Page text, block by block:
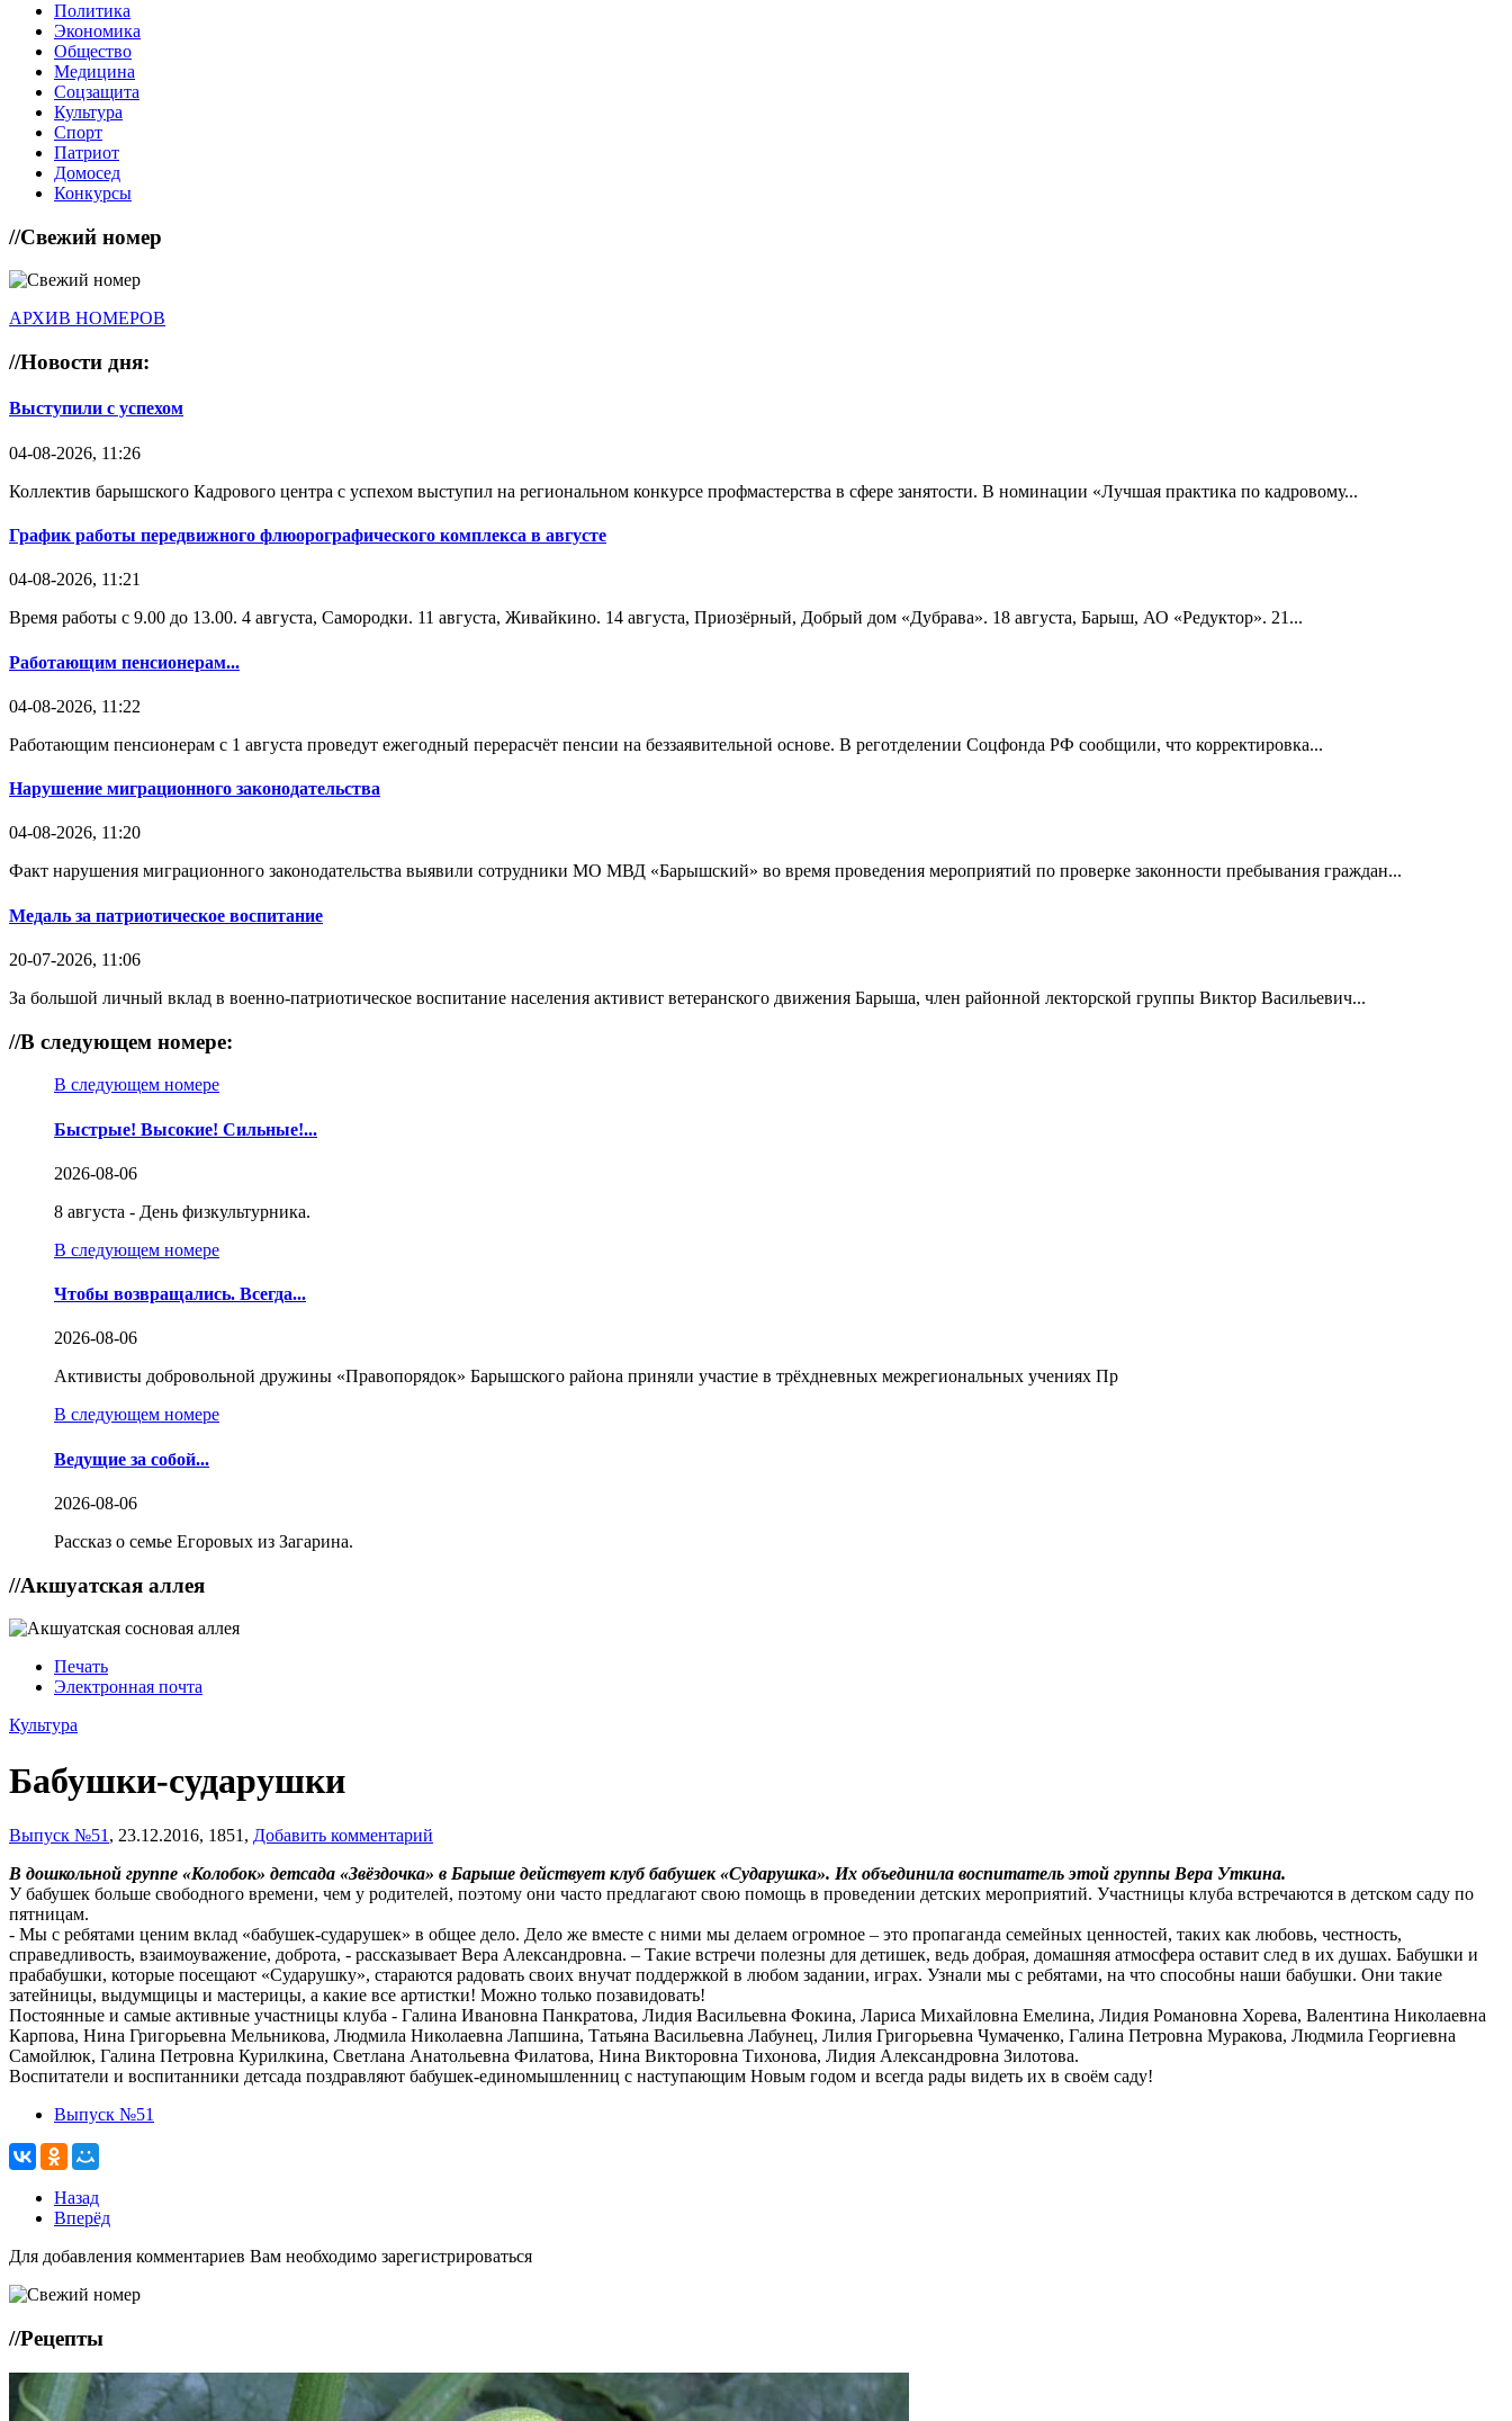
Политика
Экономика
Общество
Медицина
Соцзащита
Культура
Спорт
Патриот
Домосед
Конкурсы
//Свежий номер
АРХИВ НОМЕРОВ
//Новости дня:
Выступили с успехом
04-08-2026, 11:26
Коллектив барышского Кадрового центра с успехом выступил на региональном конкурсе профмастерства в сфере занятости. В номинации «Лучшая практика по кадровому...
График работы передвижного флюорографического комплекса в августе
04-08-2026, 11:21
Время работы с 9.00 до 13.00. 4 августа, Самородки. 11 августа, Живайкино. 14 августа, Приозёрный, Добрый дом «Дубрава». 18 августа, Барыш, АО «Редуктор». 21...
Работающим пенсионерам...
04-08-2026, 11:22
Работающим пенсионерам с 1 августа проведут ежегодный перерасчёт пенсии на беззаявительной основе. В реготделении Соцфонда РФ сообщили, что корректировка...
Нарушение миграционного законодательства
04-08-2026, 11:20
Факт нарушения миграционного законодательства выявили сотрудники МО МВД «Барышский» во время проведения мероприятий по проверке законности пребывания граждан...
Медаль за патриотическое воспитание
20-07-2026, 11:06
За большой личный вклад в военно-патриотическое воспитание населения активист ветеранского движения Барыша, член районной лекторской группы Виктор Васильевич...
//В следующем номере:
В следующем номере
Быстрые! Высокие! Сильные!...
2026-08-06
8 августа - День физкультурника.
В следующем номере
Чтобы возвращались. Всегда...
2026-08-06
Активисты добровольной дружины «Правопорядок» Барышского района приняли участие в трёхдневных межрегиональных учениях Пр
В следующем номере
Ведущие за собой...
2026-08-06
Рассказ о семье Егоровых из Загарина.
//Акшуатская аллея
Печать
Электронная почта
Культура
Бабушки-сударушки
Выпуск №51 , 23.12.2016, 1851, Добавить комментарий
В дошкольной группе «Колобок» детсада «Звёздочка» в Барыше действует клуб бабушек «Сударушка». Их объединила воспитатель этой группы Вера Уткина.
У бабушек больше свободного времени, чем у родителей, поэтому они часто предлагают свою помощь в проведении детских мероприятий. Участницы клуба встречаются в детском саду по
пятницам.
- Мы с ребятами ценим вклад «бабушек-сударушек» в общее дело. Дело же вместе с ними мы делаем огромное – это пропаганда семейных ценностей, таких как любовь, честность,
справедливость, взаимоуважение, доброта, - рассказывает Вера Александровна. – Такие встречи полезны для детишек, ведь добрая, домашняя атмосфера оставит след в их душах. Бабушки и
прабабушки, которые посещают «Сударушку», стараются радовать своих внучат поддержкой в любом задании, играх. Узнали мы с ребятами, на что способны наши бабушки. Они такие
затейницы, выдумщицы и мастерицы, а какие все артистки! Можно только позавидовать!
Постоянные и самые активные участницы клуба - Галина Ивановна Панкратова, Лидия Васильевна Фокина, Лариса Михайловна Емелина, Лидия Романовна Хорева, Валентина Николаевна
Карпова, Нина Григорьевна Мельникова, Людмила Николаевна Лапшина, Татьяна Васильевна Лабунец, Лилия Григорьевна Чумаченко, Галина Петровна Муракова, Людмила Георгиевна
Самойлюк, Галина Петровна Курилкина, Светлана Анатольевна Филатова, Нина Викторовна Тихонова, Лидия Александровна Зилотова.
Воспитатели и воспитанники детсада поздравляют бабушек-единомышленниц с наступающим Новым годом и всегда рады видеть их в своём саду!
Выпуск №51
Назад
Вперёд
Для добавления комментариев Вам необходимо зарегистрироваться
//Рецепты